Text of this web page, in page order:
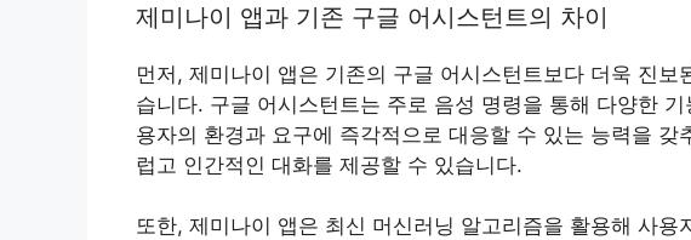
제미나이 앱과 기존 구글 어시스턴트의 차이
먼저, 제미나이 앱은 기존의 구글 어시스턴트보다 더욱 진보
습니다. 구글 어시스턴트는 주로 음성 명령을 통해 다양한
용자의 환경과 요구에 즉각적으로 대응할 수 있는 능력을
럽고 인간적인 대화를 제공할 수 있습니다.
또한, 제미나이 앱은 최신 머신러닝 알고리즘을 활용해 사용